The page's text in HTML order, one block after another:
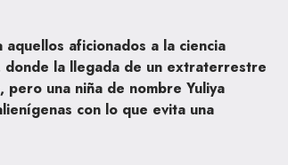
aficionados a la ciencia
donde la llegada de un extraterrestre
pero una niña de nombre Yuliya
con lo que evita una